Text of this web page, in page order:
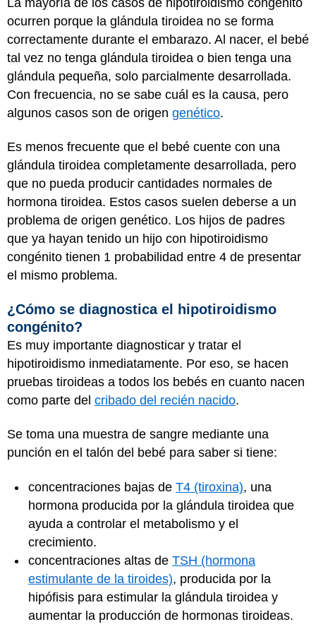
ocurren porque la glándula tiroidea no se forma
correctamente durante el embarazo. Al nacer, el bebé
tal vez no tenga glándula tiroidea o bien tenga una
glándula pequeña, solo parcialmente desarrollada.
Con frecuencia, no se sabe cuál es la causa, pero
algunos casos son de origen genético.
Es menos frecuente que el bebé cuente con una
glándula tiroidea completamente desarrollada, pero
que no pueda producir cantidades normales de
hormona tiroidea. Estos casos suelen deberse a un
problema de origen genético. Los hijos de padres
que ya hayan tenido un hijo con hipotiroidismo
congénito tienen 1 probabilidad entre 4 de presentar
el mismo problema.
¿Cómo se diagnostica el hipotiroidismo
congénito?
Es muy importante diagnosticar y tratar el
hipotiroidismo inmediatamente. Por eso, se hacen
pruebas tiroideas a todos los bebés en cuanto nacen
como parte del cribado del recién nacido.
Se toma una muestra de sangre mediante una
punción en el talón del bebé para saber si tiene:
concentraciones bajas de T4 (tiroxina), una
hormona producida por la glándula tiroidea que
ayuda a controlar el metabolismo y el
crecimiento.
concentraciones altas de TSH (hormona
estimulante de la tiroides), producida por la
hipófisis para estimular la glándula tiroidea y
aumentar la producción de hormonas tiroideas.